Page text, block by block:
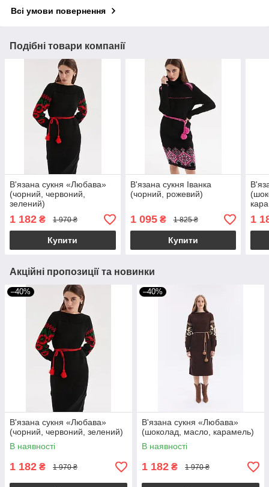
Всі умови повернення
Подібні товари компанії
В'язана сукня «Любава»
(чорний, червоний,
зелений)
1 182 ₴ 1 970 ₴
Купити
В'язана сукня Іванка
(чорний, рожевий)
1 095₴ 1 825 ₴
Купити
1
Акційні пропозиції та новинки
–40%
В'язана сукня «Любава»
(чорний, червоний, зелений)
В наявності
1 182 ₴ 1 970 ₴
–40%
В'язана сукня «Любава»
(шоколад, масло, карамель)
В наявності
1 182 ₴ 1 970 ₴